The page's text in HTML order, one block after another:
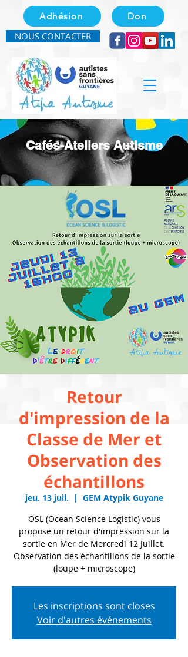
Adhésion Don
NOUS CONTACTER
Cafés-Ateliers Autisme
Retour
d'impression de la
Classe de Mer et
Observation des
échantillons
jeu. 13 juil.
  |
GEM Atypik Guyane
OSL (Ocean Science Logistic) vous
propose un retour d'impression sur la
sortie en Mer de Mercredi 12 Juillet.
Observation des échantillons de la sortie
(loupe + microscope)
Les inscriptions sont closes
Voir d'autres événements